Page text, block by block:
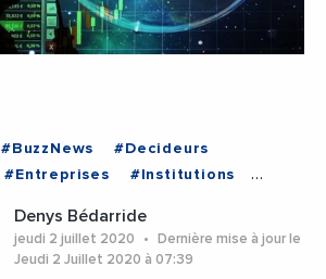
#BuzzNews
#Decideurs
#Entreprises
#Institutions
Denys Bédarride
jeudi 2 juillet 2020
Dernière mise à jour le
Jeudi 2 Juillet 2020 à 07:39